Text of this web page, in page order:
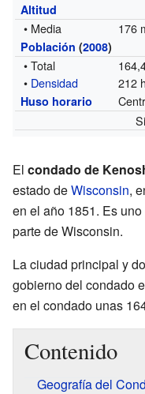
Altitud
• Media 176
Población (2008)
• Total
• Densidad 212
Huso horario
El condado de
estado deWisconsin,
en el año 1851. Es
parte de Wisconsin.
La ciudad principal y
gobierno del condado
en el condado unas
Contenido
Geografía del